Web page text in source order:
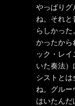
やっぱりグ
ね。それ
らしかっ
かったから
ック・レ
いた奏法）
シストとは
ね。グルー
はいたん